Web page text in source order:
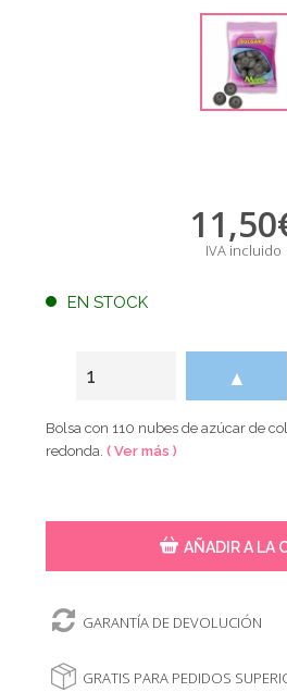
11,50
IVA incluido
EN STOCK
▲
Bolsa con 110 nubes de azúcar de
redonda.( Ver más )
AÑADIR A LA
GARANTÍA DE DEVOLUCIÓN
GRATIS PARA PEDIDOS